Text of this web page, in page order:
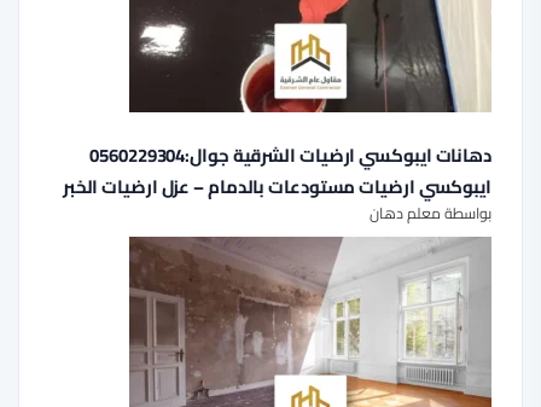
دهانات ايبوكسي ارضيات الشرقية جوال:0560229304
ايبوكسي ارضيات مستودعات بالدمام – عزل ارضيات الخبر
بواسطة معلم دهان